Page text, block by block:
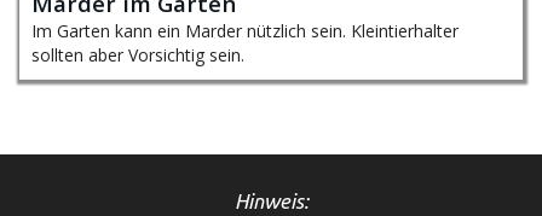
Im Garten kann ein Marder nützlich sein. Kleintierhalter
sollten aber Vorsichtig sein.
Hinweis: